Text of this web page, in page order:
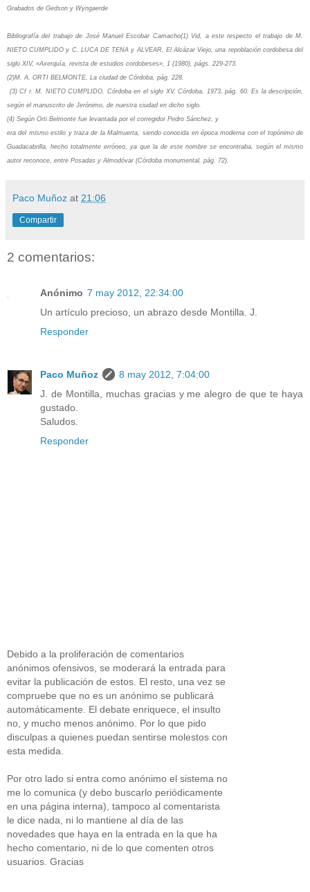
Grabados de Gedson y Wyngaerde
Bibliografía del trabajo de José Manuel Escobar Camacho(1) Vid, a este respecto el trabajo de M.
NIETO CUMPLIDO y C. LUCA DE TENA y ALVEAR, El Alcázar Viejo, una repoblación cordobesa del
siglo XIV, «Axerquía, revista de estudios cordobeses», 1 (1980), págs. 229-273.
(2)M. A. ORTI BELMONTE, La ciudad de Córdoba, pág. 228.
(3) Cf r. M. NIETO CUMPLIDO, Córdoba en el siglo XV, Córdoba, 1973, pág. 60. Es la descripción,
según el manuscrito de Jerónimo, de nuestra ciudad en dicho siglo.
(4) Según Orti Belmonte fue levantada por el corregidor Pedro Sánchez, y
era del mismo estilo y traza de la Malmuerta, siendo conocida en época moderna con el topónimo de
Guadacabrilla, hecho totalmente erróneo, ya que la de este nombre se encontraba, según el mismo
autor reconoce, entre Posadas y Almodóvar (Córdoba monumental, pág. 72).
Paco Muñoz at 21:06
Compartir
2 comentarios:
Anónimo 7 may 2012, 22:34:00
Un artículo precioso, un abrazo desde Montilla. J.
Responder
Paco Muñoz
8 may 2012, 7:04:00
J. de Montilla, muchas gracias y me alegro de que te haya
gustado.
Saludos.
Responder
Debido a la proliferación de comentarios
anónimos ofensivos, se moderará la entrada para
evitar la publicación de estos. El resto, una vez se
compruebe que no es un anónimo se publicará
automáticamente. El debate enriquece, el insulto
no, y mucho menos anónimo. Por lo que pido
disculpas a quienes puedan sentirse molestos con
esta medida.
Por otro lado si entra como anónimo el sistema no
me lo comunica (y debo buscarlo periódicamente
en una página interna), tampoco al comentarista
le dice nada, ni lo mantiene al día de las
novedades que haya en la entrada en la que ha
hecho comentario, ni de lo que comenten otros
usuarios. Gracias